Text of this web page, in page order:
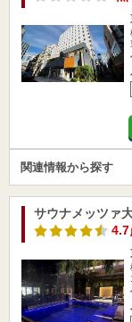
関連情報から探す
サウナメッツァ
4.7